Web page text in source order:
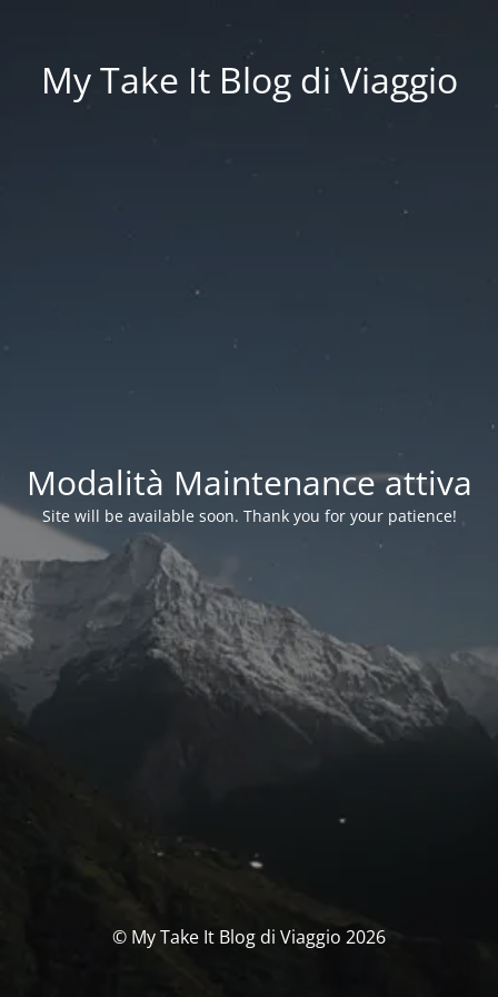
My Take It Blog di Viaggio
Modalità Maintenance attiva
Site will be available soon. Thank you for your patience!
© My Take It Blog di Viaggio 2026